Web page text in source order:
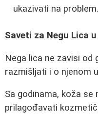
ukazivati na problem.
Saveti za Negu Lica
Nega lica ne zavisi od
razmišljati i o njenom
Sa godinama, koža
prilagođavati